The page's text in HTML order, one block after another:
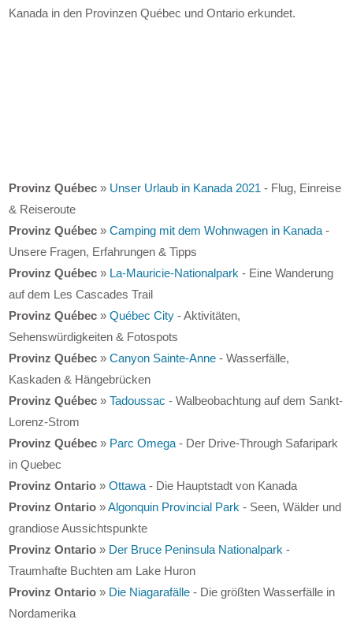
Kanada in den Provinzen Québec und Ontario erkundet.
Provinz Québec » Unser Urlaub in Kanada 2021 - Flug, Einreise
& Reiseroute
Provinz Québec »Camping mit dem Wohnwagen in Kanada -
Unsere Fragen, Erfahrungen & Tipps
Provinz Québec » La-Mauricie-Nationalpark - Eine Wanderung
auf dem Les Cascades Trail
Provinz Québec »Québec City - Aktivitäten,
Sehenswürdigkeiten & Fotospots
Provinz Québec »Canyon Sainte-Anne - Wasserfälle,
Kaskaden & Hängebrücken
Provinz Québec »Tadoussac - Walbeobachtung auf dem Sankt-
Lorenz-Strom
Provinz Québec » Parc Omega - Der Drive-Through Safaripark
in Quebec
Provinz Ontario »Ottawa - Die Hauptstadt von Kanada
Provinz Ontario »Algonquin Provincial Park - Seen, Wälder und
grandiose Aussichtspunkte
Provinz Ontario » Der Bruce Peninsula Nationalpark -
Traumhafte Buchten am Lake Huron
Provinz Ontario » Die Niagarafälle - Die größten Wasserfälle in
Nordamerika